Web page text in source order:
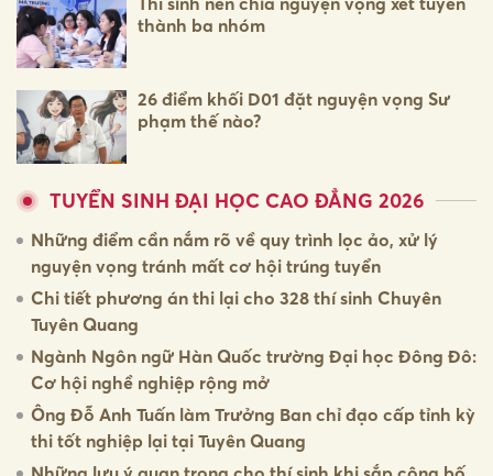
thành ba nhóm
26 điểm khối D01 đặt nguyện vọng Sư
phạm thế nào?
TUYỂN SINH ĐẠI HỌC CAO ĐẲNG 2026
Những điểm cần nắm rõ về quy trình lọc ảo, xử lý
nguyện vọng tránh mất cơ hội trúng tuyển
Chi tiết phương án thi lại cho 328 thí sinh Chuyên
Tuyên Quang
Ngành Ngôn ngữ Hàn Quốc trường Đại học Đông Đô:
Cơ hội nghề nghiệp rộng mở
Ông Đỗ Anh Tuấn làm Trưởng Ban chỉ đạo cấp tỉnh kỳ
thi tốt nghiệp lại tại Tuyên Quang